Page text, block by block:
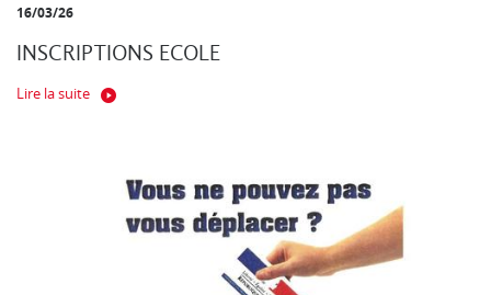
16/03/26
INSCRIPTIONS ECOLE
Lire la suite